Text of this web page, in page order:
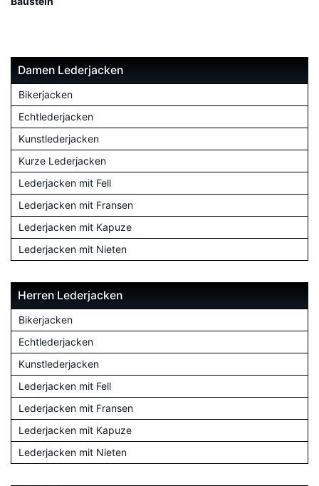
Damen Lederjacken
Bikerjacken
Echtlederjacken
Kunstlederjacken
Kurze Lederjacken
Lederjacken mit Fell
Lederjacken mit Fransen
Lederjacken mit Kapuze
Lederjacken mit Nieten
Herren Lederjacken
Bikerjacken
Echtlederjacken
Kunstlederjacken
Lederjacken mit Fell
Lederjacken mit Fransen
Lederjacken mit Kapuze
Lederjacken mit Nieten